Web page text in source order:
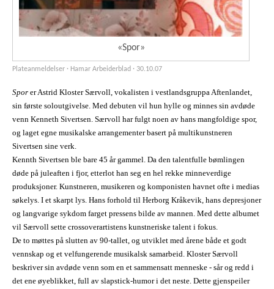
«Spor»
Plateanmeldelser · Hamar Arbeiderblad · 30.10.07
Spor er Astrid Kloster Særvoll, vokalisten i vestlandsgruppa Aftenlandet,
sin første soloutgivelse. Med debuten vil hun hylle og minnes sin avdøde
venn Kenneth Sivertsen. Særvoll har fulgt noen av hans mangfoldige spor,
og laget egne musikalske arrangementer basert på multikunstneren
Sivertsen sine verk.
Kennth Sivertsen ble bare 45 år gammel. Da den talentfulle bømlingen
døde på juleaften i fjor, etterlot han seg en hel rekke minneverdige
produksjoner. Kunstneren, musikeren og komponisten havnet ofte i medias
søkelys. I et skarpt lys. Hans forhold til Herborg Kråkevik, hans depresjoner
og langvarige sykdom farget pressens bilde av mannen. Med dette albumet
vil Særvoll sette crossoverartistens kunstneriske talent i fokus.
De to møttes på slutten av 90-tallet, og utviklet med årene både et godt
vennskap og et velfungerende musikalsk samarbeid. Kloster Særvoll
beskriver sin avdøde venn som en et sammensatt menneske - sår og redd i
det ene øyeblikket, full av slapstick-humor i det neste. Dette gjenspeiler